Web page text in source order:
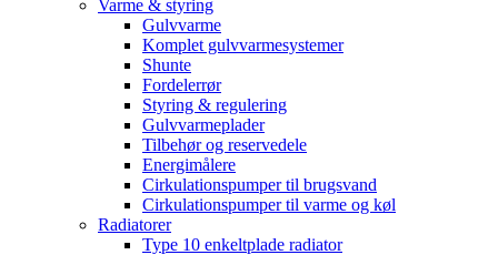
Varme & styring
Gulvvarme
Komplet gulvvarmesystemer
Shunte
Fordelerrør
Styring & regulering
Gulvvarmeplader
Tilbehør og reservedele
Energimålere
Cirkulationspumper til brugsvand
Cirkulationspumper til varme og køl
Radiatorer
Type 10 enkeltplade radiator